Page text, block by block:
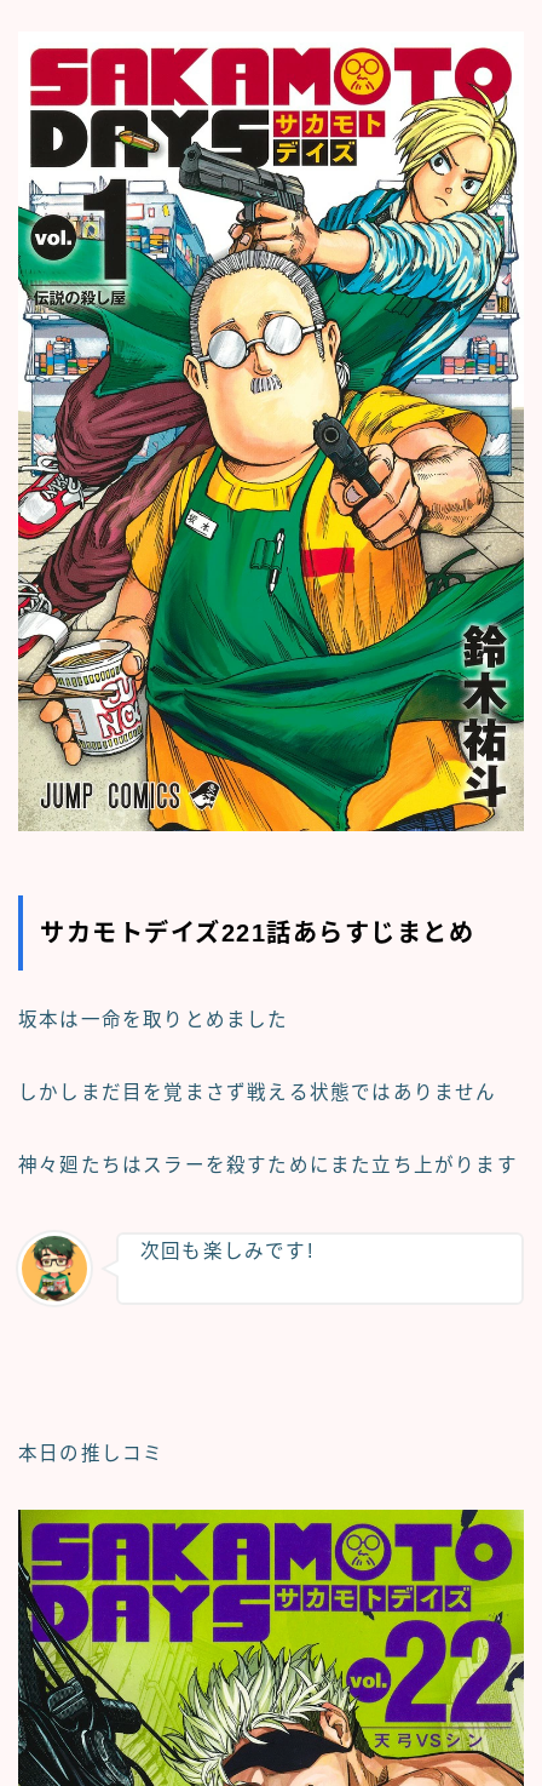
サカモトデイズ221話あらすじまとめ
坂本は一命を取りとめました
しかしまだ目を覚まさず戦える状態ではありません
神々廻たちはスラーを殺すためにまた立ち上がります
次回も楽しみです!
本日の推しコミ